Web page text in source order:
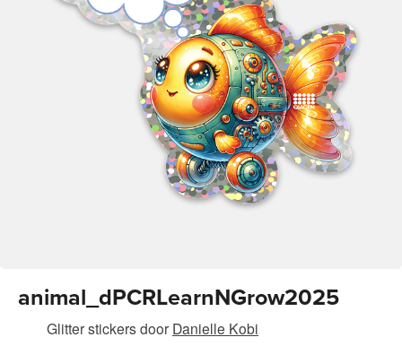
animal_dPCRLearnNGrow2025
Glitter stickersdoor Danielle Kobi